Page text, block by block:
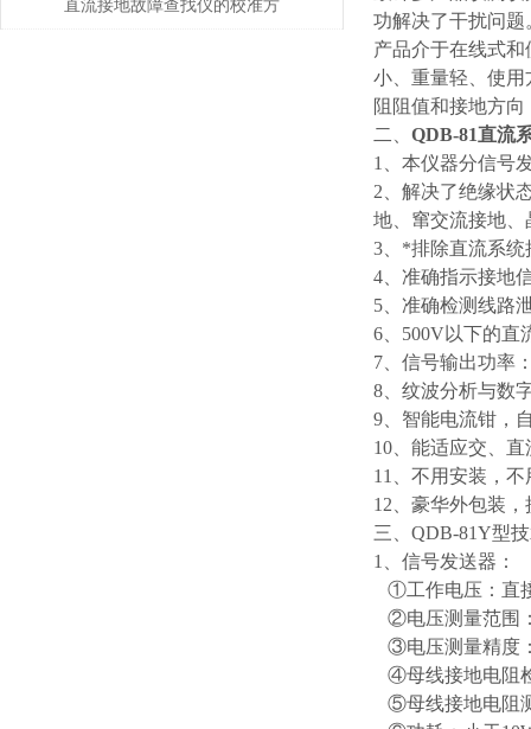
如何检查与处理
直流接地故障查找仪的校准方
功解决了干扰问
产品介于在线式
小、重量轻、使
阻阻值和接地方
二、 QDB-81直流
1、本仪器分信号
2、解决了绝缘状
地、窜交流接地
3、*排除直流系统
4、准确指示接地
5、准确检测线路
6、500V以下的直
7、信号输出功率
8、纹波分析与数
9、智能电流钳，
10、能适应交、
11、不用安装，
12、豪华外包装
三、QDB-81Y型
1、信号发送器：
①工作电压：直
②电压测量范围
③电压测量精度
④母线接地电阻
⑤母线接地电阻